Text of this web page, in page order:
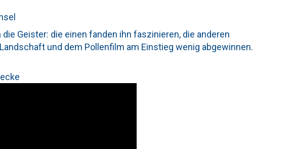
Geister: die einen fanden ihn faszinieren, die anderen
und dem Pollenfilm am Einstieg wenig abgewinnen.